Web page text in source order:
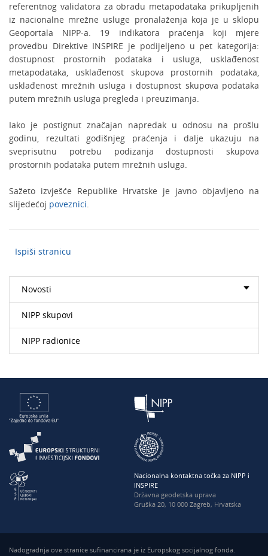
referentnog validatora za obradu metapodataka prikupljenih
iz nacionalne mrežne usluge pronalaženja koja je u sklopu
Geoportala NIPP-a. 19 indikatora praćenja koji mjere
provedbu Direktive INSPIRE je podijeljeno u pet kategorija:
dostupnost prostornih podataka i usluga, usklađenost
metapodataka, usklađenost skupova prostornih podataka,
usklađenost mrežnih usluga i dostupnost skupova podataka
putem mrežnih usluga pregleda i preuzimanja.
Iako je postignut značajan napredak u odnosu na prošlu
godinu, rezultati godišnjeg praćenja i dalje ukazuju na
sveprisutnu potrebu podizanja dostupnosti skupova
prostornih podataka putem mrežnih usluga.
Sažeto izvješće Republike Hrvatske je javno objavljeno na
slijedećoj poveznici.
Ispiši stranicu
Novosti
NIPP skupovi
NIPP radionice
Nacionalna kontaktna točka za NIPP i
INSPIRE
Državna geodetska uprava
Gruška 20, 10 000 Zagreb, Hrvatska
Nadogradnja ove stranice sufinancirana je iz Europskog socijalnog fonda.